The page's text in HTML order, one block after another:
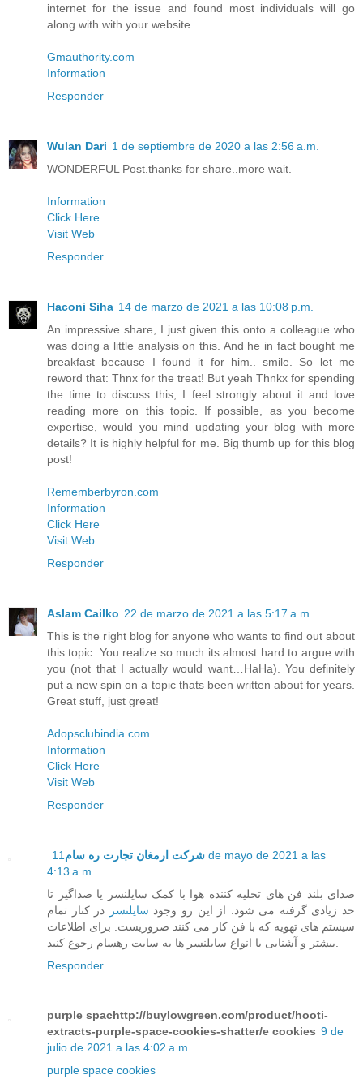
internet for the issue and found most individuals will go
along with with your website.
Gmauthority.com
Information
Responder
Wulan Dari 1 de septiembre de 2020 a las 2:56 a.m.
WONDERFUL Post.thanks for share..more wait.
Information
Click Here
Visit Web
Responder
Haconi Siha 14 de marzo de 2021 a las 10:08 p.m.
An impressive share, I just given this onto a colleague who
was doing a little analysis on this. And he in fact bought me
breakfast because I found it for him.. smile. So let me
reword that: Thnx for the treat! But yeah Thnkx for spending
the time to discuss this, I feel strongly about it and love
reading more on this topic. If possible, as you become
expertise, would you mind updating your blog with more
details? It is highly helpful for me. Big thumb up for this blog
post!
Rememberbyron.com
Information
Click Here
Visit Web
Responder
Aslam Cailko 22 de marzo de 2021 a las 5:17 a.m.
This is the right blog for anyone who wants to find out about
this topic. You realize so much its almost hard to argue with
you (not that I actually would want…HaHa). You definitely
put a new spin on a topic thats been written about for years.
Great stuff, just great!
Adopsclubindia.com
Information
Click Here
Visit Web
Responder
شرکت ارمغان تجارت ره سام 11 de mayo de 2021 a las
4:13 a.m.
صدای بلند فن های تخلیه کننده هوا با کمک سایلنسر یا صداگیر تا
حد زیادی گرفته می شود. از این رو وجود سایلنسر
در کنار تمام
سیستم های تهویه که با فن کار می کنند ضروریست. برای اطلاعات
Responder
purple spachttp://buylowgreen.com/product/hooti-
extracts-purple-space-cookies-shatter/e cookies 9 de
julio de 2021 a las 4:02 a.m.
purple space cookies